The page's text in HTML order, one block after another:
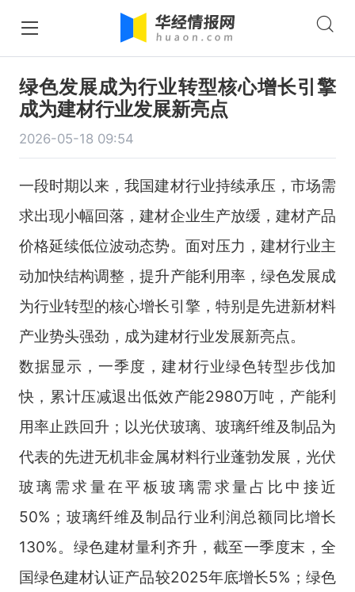
绿色发展成为行业转型核心增长引擎
成为建材行业发展新亮点
2026-05-18 09:54
一段时期以来，我国建材行业持续承压，市场需
求出现小幅回落，建材企业生产放缓，建材产品
价格延续低位波动态势。面对压力，建材行业主
动加快结构调整，提升产能利用率，绿色发展成
为行业转型的核心增长引擎，特别是先进新材料
产业势头强劲，成为建材行业发展新亮点。
数据显示，一季度，建材行业绿色转型步伐加
快，累计压减退出低效产能2980万吨，产能利
用率止跌回升；以光伏玻璃、玻璃纤维及制品为
代表的先进无机非金属材料行业蓬勃发展，光伏
玻璃需求量在平板玻璃需求量占比中接近
50%；玻璃纤维及制品行业利润总额同比增长
130%。绿色建材量利齐升，截至一季度末，全
国绿色建材认证产品较2025年底增长5%；绿色